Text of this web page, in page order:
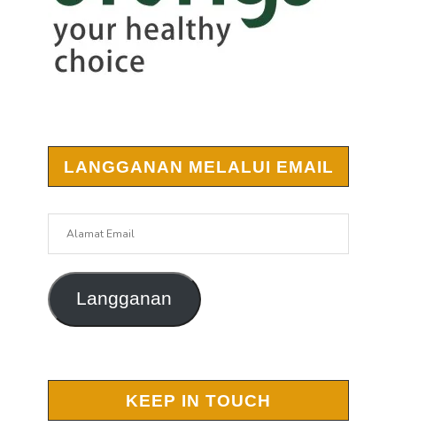
LANGGANAN MELALUI EMAIL
Langganan
KEEP IN TOUCH